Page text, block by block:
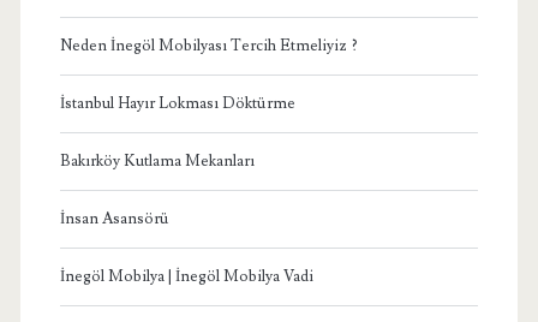
Neden İnegöl Mobilyası Tercih Etmeliyiz ?
İstanbul Hayır Lokması Döktürme
Bakırköy Kutlama Mekanları
İnsan Asansörü
İnegöl Mobilya | İnegöl Mobilya Vadi